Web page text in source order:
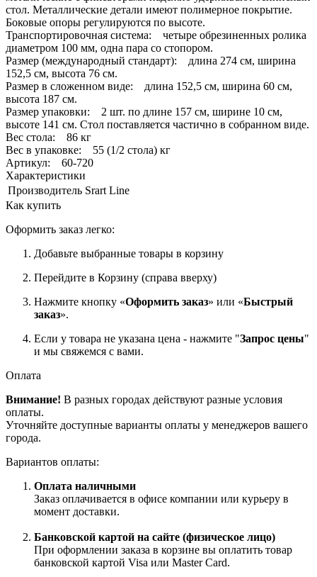
стол. Металлические детали имеют полимерное покрытие.
Боковые опоры регулируются по высоте.
Транспортировочная система: четыре обрезиненных ролика
диаметром 100 мм, одна пара со стопором.
Размер (международный стандарт): длина 274 см, ширина
152,5 см, высота 76 см.
Размер в сложенном виде: длина 152,5 см, ширина 60 см,
высота 187 см.
Размер упаковки: 2 шт. по длине 157 см, ширине 10 см,
высоте 141 см. Стол поставляется частично в собранном виде.
Вес стола: 86 кг
Вес в упаковке: 55 (1/2 стола) кг
Артикул: 60-720
Характеристики
Производитель Srart Line
Как купить
Оформить заказ легко:
Добавьте выбранные товары в корзину
Перейдите в Корзину (справа вверху)
Нажмите кнопку «Оформить заказ» или «Быстрый
заказ».
Если у товара не указана цена - нажмите "Запрос цены"
и мы свяжемся с вами.
Оплата
Внимание! В разных городах действуют разные условия
оплаты.
Уточняйте доступные варианты оплаты у менеджеров вашего
города.
Вариантов оплаты:
Оплата наличными
Заказ оплачивается в офисе компании или курьеру в
момент доставки.
Банковской картой на сайте (физическое лицо)
При оформлении заказа в корзине вы оплатить товар
банковской картой Visa или Master Card.